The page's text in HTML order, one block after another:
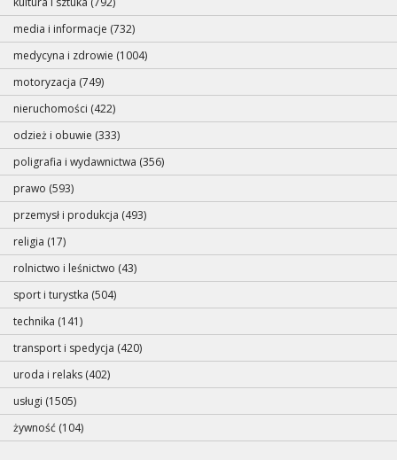
media i informacje (732)
medycyna i zdrowie (1004)
motoryzacja (749)
nieruchomości (422)
odzież i obuwie (333)
poligrafia i wydawnictwa (356)
prawo (593)
przemysł i produkcja (493)
religia (17)
rolnictwo i leśnictwo (43)
sport i turystka (504)
technika (141)
transport i spedycja (420)
uroda i relaks (402)
usługi (1505)
żywność (104)